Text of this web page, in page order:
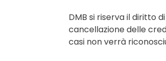
DMB si riserva il diritto
cancellazione delle
casi non verrà